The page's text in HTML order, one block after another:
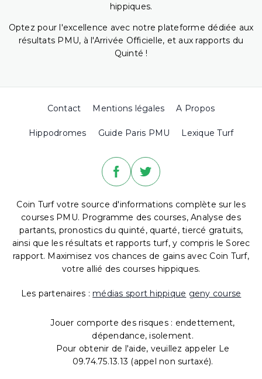
hippiques.
Optez pour l'excellence avec notre plateforme dédiée aux
résultats PMU, à l'Arrivée Officielle, et aux rapports du
Quinté !
Contact Mentions légales A Propos
Hippodromes Guide Paris PMU Lexique Turf
Coin Turf votre source d'informations complète sur les
courses PMU. Programme des courses, Analyse des
partants, pronostics du quinté, quarté, tiercé gratuits,
ainsi que les résultats et rapports turf, y compris le Sorec
rapport. Maximisez vos chances de gains avec Coin Turf,
votre allié des courses hippiques.
Les partenaires : médias sport hippique geny course
Jouer comporte des risques : endettement,
dépendance, isolement.
Pour obtenir de l'aide, veuillez appeler Le
09.74.75.13.13 (appel non surtaxé).